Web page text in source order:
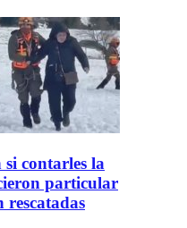
si contarles la
particular
rescatadas